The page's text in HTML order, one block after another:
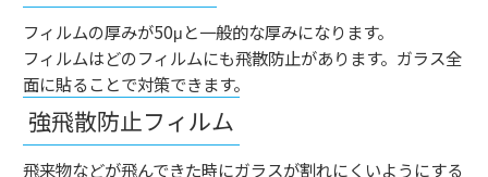
フィルムの厚みが50μと一般的な厚みになります。
フィルムはどのフィルムにも飛散防止があります。ガラス全
面に貼ることで対策できます。
強飛散防止フィルム
飛来物などが飛んできた時にガラスが割れにくいようにする